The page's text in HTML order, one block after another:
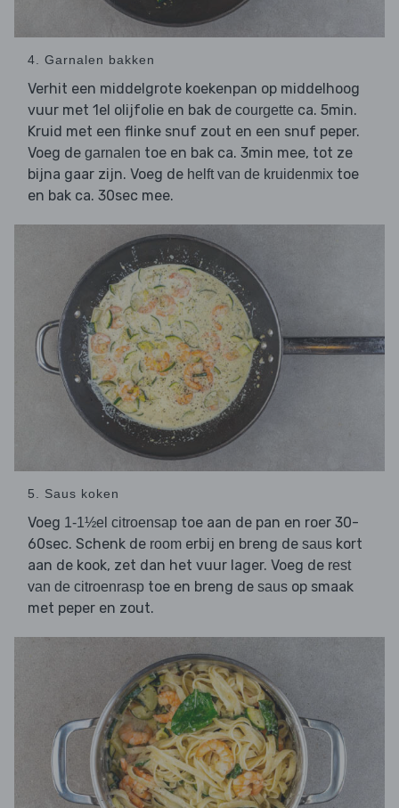
4. Garnalen bakken
Verhit een middelgrote koekenpan op middelhoog
vuur met 1el olijfolie en bak de courgette ca. 5min.
Kruid met een flinke snuf zout en een snuf peper.
Voeg de garnalen toe en bak ca. 3min mee, tot ze
bijna gaar zijn. Voeg de helft van de kruidenmix toe
en bak ca. 30sec mee.
5. Saus koken
Voeg 1-1½el citroensap toe aan de pan en roer 30-
60sec. Schenk de room erbij en breng de saus kort
aan de kook, zet dan het vuur lager. Voeg de rest
van de citroenrasp toe en breng de saus op smaak
met peper en zout.